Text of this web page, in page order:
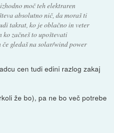
moč teh elektraren
absolutno nič, da moraš ti
takrat, ko je oblačno in veter
začneš to upoštevati
gledaš na solar/wind power
cen tudi edini razlog zakaj
že bo), pa ne bo več potrebe